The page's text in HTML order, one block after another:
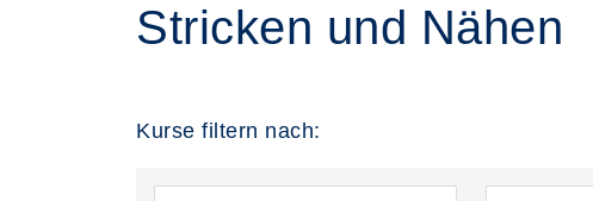
Stricken und Nähen
Kurse filtern nach: